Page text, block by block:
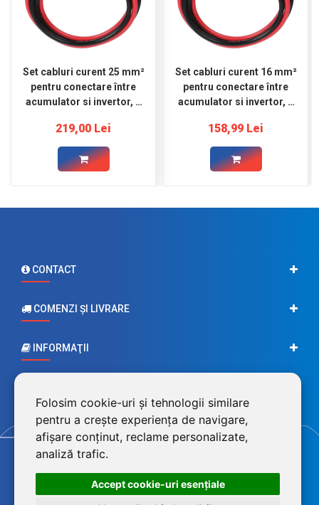
Folosim cookie-uri și tehnologii similare
pentru a crește experiența de navigare,
afișare conținut, reclame personalizate,
analiză trafic.
Accept cookie-uri esenţiale
Set cabluri curent 25 mm²
pentru conectare între
acumulator si invertor, 2
ocheti Ø8
219,00 Lei
Set cabluri curent 16 mm²
pentru conectare între
acumulator si invertor, 2
conectori Ø8
158,99 Lei
CONTACT
COMENZI ŞI LIVRARE
INFORMAŢII